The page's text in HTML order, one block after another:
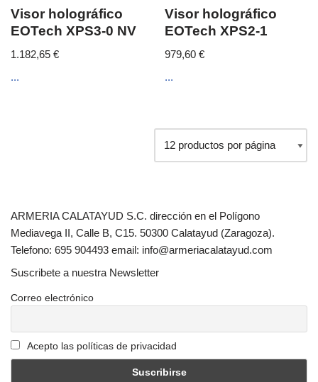
Visor holográfico
EOTech XPS3-0 NV
1.182,65 €
...
Visor holográfico
EOTech XPS2-1
979,60€
...
ARMERIA CALATAYUD S.C. dirección en el Polígono
Mediavega II, Calle B, C15. 50300 Calatayud (Zaragoza).
Telefono: 695 904493 email: info@armeriacalatayud.com
Suscribete a nuestra Newsletter
Correo electrónico
Acepto las políticas de privacidad